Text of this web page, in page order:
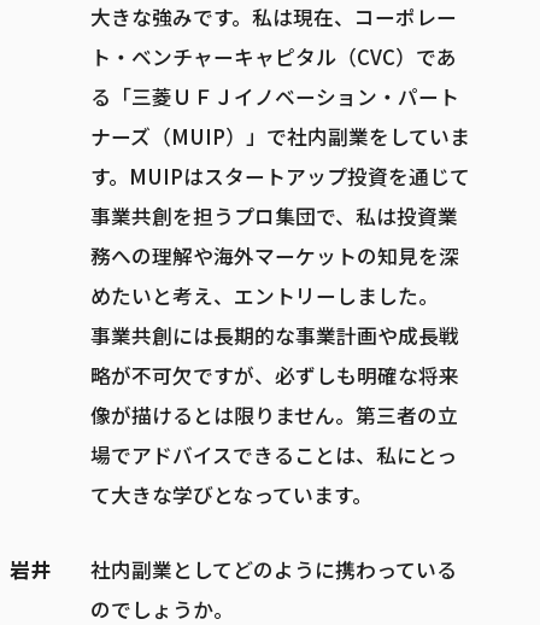
大きな強みです。私は現在、コーポレー
ト・ベンチャーキャピタル（CVC）であ
る「三菱ＵＦＪイノベーション・パート
ナーズ（MUIP）」で社内副業をしていま
す。MUIPはスタートアップ投資を通じて
事業共創を担うプロ集団で、私は投資業
務への理解や海外マーケットの知見を深
めたいと考え、エントリーしました。
事業共創には長期的な事業計画や成長戦
略が不可欠ですが、必ずしも明確な将来
像が描けるとは限りません。第三者の立
場でアドバイスできることは、私にとっ
て大きな学びとなっています。
岩井
社内副業としてどのように携わっている
のでしょうか。